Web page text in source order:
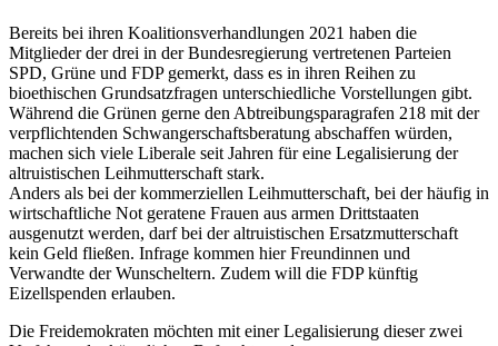
Bereits bei ihren Koalitionsverhandlungen 2021 haben die
Mitglieder der drei in der Bundesregierung vertretenen Parteien
SPD, Grüne und FDP gemerkt, dass es in ihren Reihen zu
bioethischen Grundsatzfragen unterschiedliche Vorstellungen gibt.
Während die Grünen gerne den Abtreibungsparagrafen 218 mit der
verpflichtenden Schwangerschaftsberatung abschaffen würden,
machen sich viele Liberale seit Jahren für eine Legalisierung der
altruistischen Leihmutterschaft stark.
Anders als bei der kommerziellen Leihmutterschaft, bei der häufig in
wirtschaftliche Not geratene Frauen aus armen Drittstaaten
ausgenutzt werden, darf bei der altruistischen Ersatzmutterschaft
kein Geld fließen. Infrage kommen hier Freundinnen und
Verwandte der Wunscheltern. Zudem will die FDP künftig
Eizellspenden erlauben.
Die Freidemokraten möchten mit einer Legalisierung dieser zwei